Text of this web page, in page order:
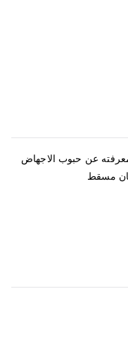
عن حبوب الاجهاض
مسقط